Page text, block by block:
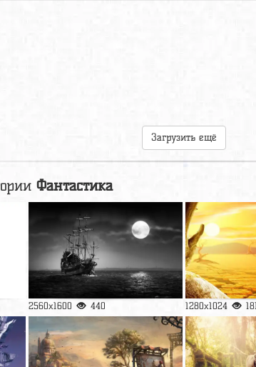
Загрузить ещё
Фантастика
2560x1600 440 1280x1024